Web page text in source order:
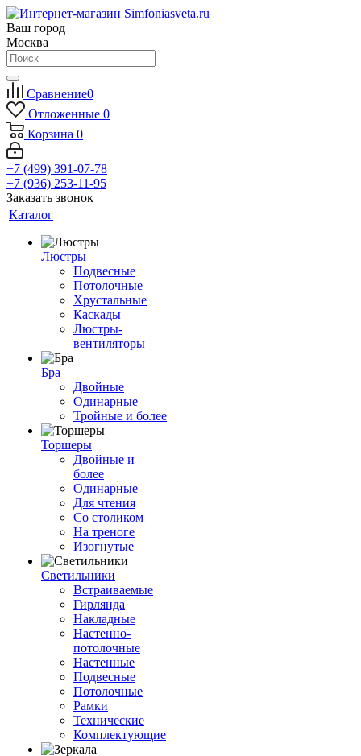
Ваш город
Москва
Сравнение0
Отложенные 0
Корзина 0
+7 (499) 391-07-78
+7 (936) 253-11-95
Заказать звонок
Каталог
Люстры
Подвесные
Потолочные
Хрустальные
Каскады
Люстры-
вентиляторы
Бра
Двойные
Одинарные
Тройные и более
Торшеры
Двойные и
более
Одинарные
Для чтения
Со столиком
На треноге
Изогнутые
Светильники
Встраиваемые
Гирлянда
Накладные
Настенно-
потолочные
Настенные
Подвесные
Потолочные
Рамки
Технические
Комплектующие